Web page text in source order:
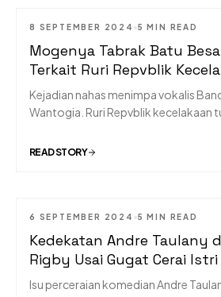
MUSIC
8 SEPTEMBER 2024 5 MIN READ
Mogenya Tabrak Batu
Terkait Ruri Repvblik
Jabar,
Kejadian nahas menimpa vokalis
Wantogia. Ruri Repvblik kecelakaan
September 2024.
READ STORY
MUSIC
6 SEPTEMBER 2024 5 MIN READ
Kedekatan Andre Taulany
Rigby Usai Gugat Cerai Istri
Isu perceraian komedian Andre